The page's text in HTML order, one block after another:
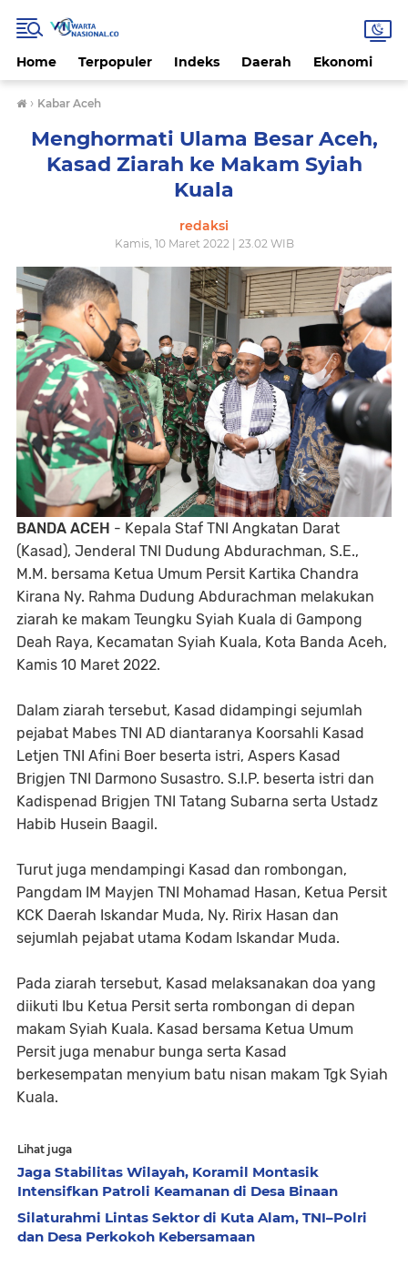
Home Terpopuler Indeks Daerah Ekonomi
› Kabar Aceh
Menghormati Ulama Besar Aceh,
Kasad Ziarah ke Makam Syiah
Kuala
redaksi
Kamis, 10 Maret 2022 | 23.02 WIB
BANDA ACEH - Kepala Staf TNI Angkatan Darat
(Kasad), Jenderal TNI Dudung Abdurachman, S.E.,
M.M. bersama Ketua Umum Persit Kartika Chandra
Kirana Ny. Rahma Dudung Abdurachman melakukan
ziarah ke makam Teungku Syiah Kuala di Gampong
Deah Raya, Kecamatan Syiah Kuala, Kota Banda Aceh,
Kamis 10 Maret 2022.
Dalam ziarah tersebut, Kasad didampingi sejumlah
pejabat Mabes TNI AD diantaranya Koorsahli Kasad
Letjen TNI Afini Boer beserta istri, Aspers Kasad
Brigjen TNI Darmono Susastro. S.I.P. beserta istri dan
Kadispenad Brigjen TNI Tatang Subarna serta Ustadz
Habib Husein Baagil.
Turut juga mendampingi Kasad dan rombongan,
Pangdam IM Mayjen TNI Mohamad Hasan, Ketua Persit
KCK Daerah Iskandar Muda, Ny. Ririx Hasan dan
sejumlah pejabat utama Kodam Iskandar Muda.
Pada ziarah tersebut, Kasad melaksanakan doa yang
diikuti Ibu Ketua Persit serta rombongan di depan
makam Syiah Kuala. Kasad bersama Ketua Umum
Persit juga menabur bunga serta Kasad
berkesempatan menyium batu nisan makam Tgk Syiah
Kuala.
Lihat juga
Jaga Stabilitas Wilayah, Koramil Montasik
Intensifkan Patroli Keamanan di Desa Binaan
Silaturahmi Lintas Sektor di Kuta Alam, TNI–Polri
dan Desa Perkokoh Kebersamaan